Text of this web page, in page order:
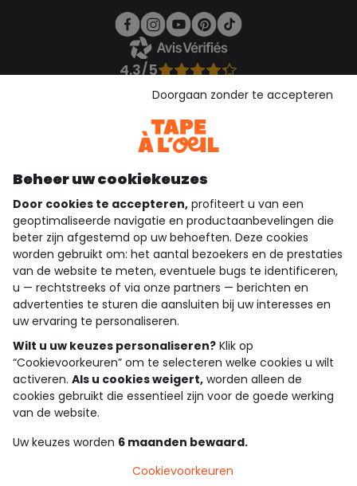
4.3/5
Bekijk de vertrouwensverklaring
Download onze applicatie
Ontdek onze applicatie
wie zijn we?
hulp nodig
loyalty club
onze catalogus
Algemene verkoop en gebruiksvoorwaarden
Privacybeleid
Cookies en persoonsgegevens
Beheer uw cookiekeuzes
Door cookies te accepteren, profiteert u van een
geoptimaliseerde navigatie en productaanbevelingen die
beter zijn afgestemd op uw behoeften. Deze cookies
worden gebruikt om: het aantal bezoekers en de prestaties
van de website te meten, eventuele bugs te identificeren,
u — rechtstreeks of via onze partners — berichten en
advertenties te sturen die aansluiten bij uw interesses en
uw ervaring te personaliseren.
Wilt u uw keuzes personaliseren? Klik op
“Cookievoorkeuren” om te selecteren welke cookies u wilt
activeren. Als u cookies weigert, worden alleen de
cookies gebruikt die essentieel zijn voor de goede werking
van de website.
Uw keuzes worden 6 maanden bewaard.
Doorgaan zonder te accepteren
Cookievoorkeuren